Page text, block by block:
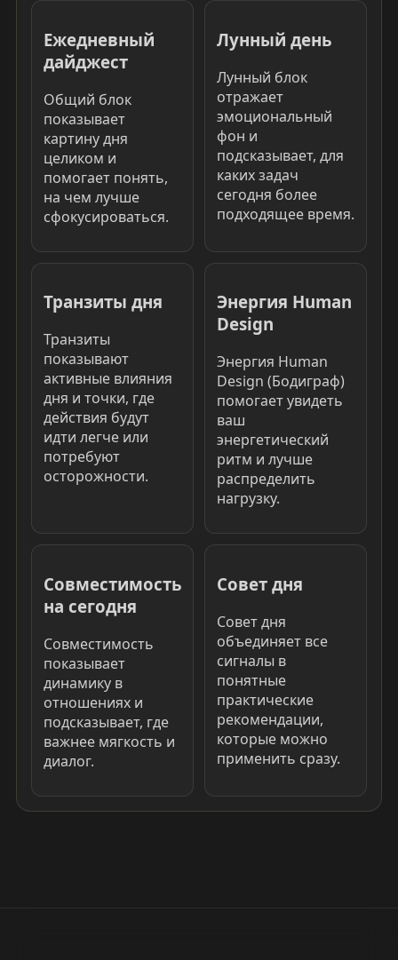
Ежедневный
дайджест
Общий блок
показывает
картину дня
целиком и
помогает понять,
на чем лучше
сфокусироваться.
Лунный день
Лунный блок
отражает
эмоциональный
фон и
подсказывает, для
каких задач
сегодня более
подходящее время.
Транзиты дня
Транзиты
показывают
активные влияния
дня и точки, где
действия будут
идти легче или
потребуют
осторожности.
Энергия Human
Design
Энергия Human
Design (Бодиграф)
помогает увидеть
ваш
энергетический
ритм и лучше
распределить
нагрузку.
Совместимость
на сегодня
Совместимость
показывает
динамику в
отношениях и
подсказывает, где
важнее мягкость и
диалог.
Совет дня
Совет дня
объединяет все
сигналы в
понятные
практические
рекомендации,
которые можно
применить сразу.